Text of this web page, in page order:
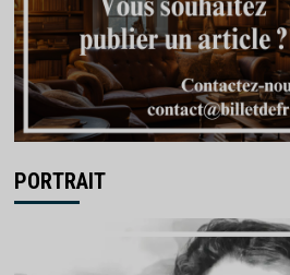
PORTRAIT